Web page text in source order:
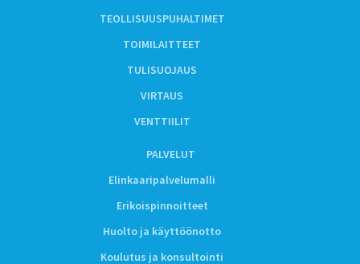
TEOLLISUUSPUHALTIMET
TOIMILAITTEET
TULISUOJAUS
VIRTAUS
VENTTIILIT
PALVELUT
Elinkaaripalvelumalli
Erikoispinnoitteet
Huolto ja käyttöönotto
Koulutus ja konsultointi